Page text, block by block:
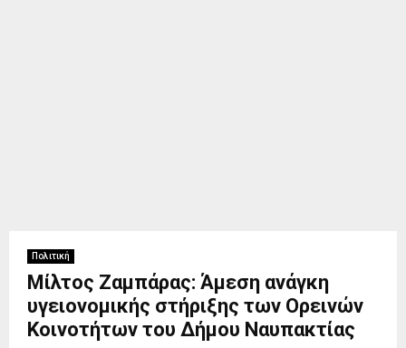
Πολιτική
Μίλτος Ζαμπάρας: Άμεση ανάγκη
υγειονομικής στήριξης των Ορεινών
Κοινοτήτων του Δήμου Ναυπακτίας